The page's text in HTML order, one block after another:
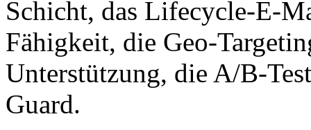
Schicht, das Lifecycle-E-
Fähigkeit, die Geo-
Unterstützung, die A/B-
Guard.